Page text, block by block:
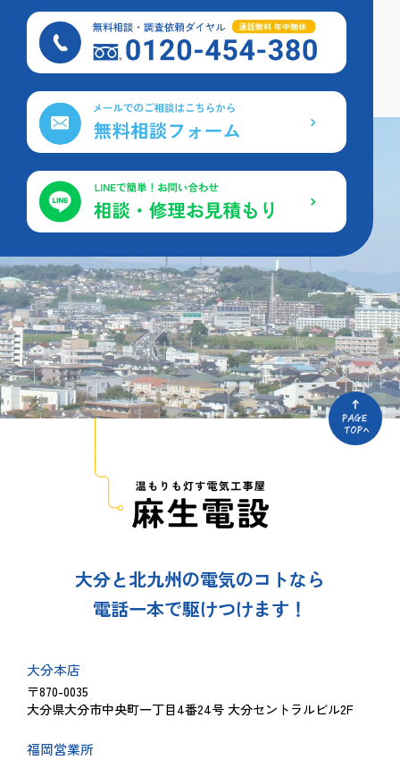
大分と北九州の電気のコトなら
電話一本で駆けつけます！
大分本店
〒870-0035
大分県大分市中央町一丁目4番24号 大分セントラルビル2F
福岡営業所